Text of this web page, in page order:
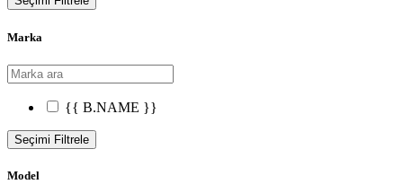
Marka
{{ B.NAME }}
Seçimi Filtrele
Model